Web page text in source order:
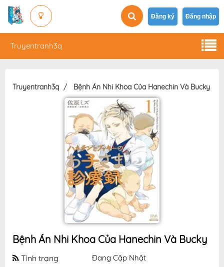
Đăng ký Đăng nhập
Truyentranh3q
Truyentranh3q Bệnh Án Nhi Khoa Của Hanechin Và Bucky
Bệnh Án Nhi Khoa Của Hanechin Và Bucky
Tình trạng Đang Cập Nhật